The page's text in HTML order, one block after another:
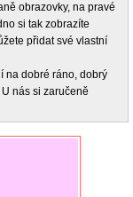
obrazovky, na pravé
si tak zobrazíte
přidat své vlastní
na dobré ráno, dobrý
U nás si zaručeně